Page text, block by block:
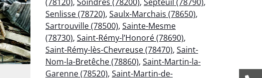
Senlisse (78720), Saulx-Marchais (78650),
Sartrouville (78500), Sainte-Mesme
(78730), Saint-Rémy-l’Honoré (78690),
Saint-Rémy-lès-Chevreuse (78470), Saint-
Nom-la-Bretêche (78860), Saint-Martin-la-
Garenne (78520), Saint-Martin-de-